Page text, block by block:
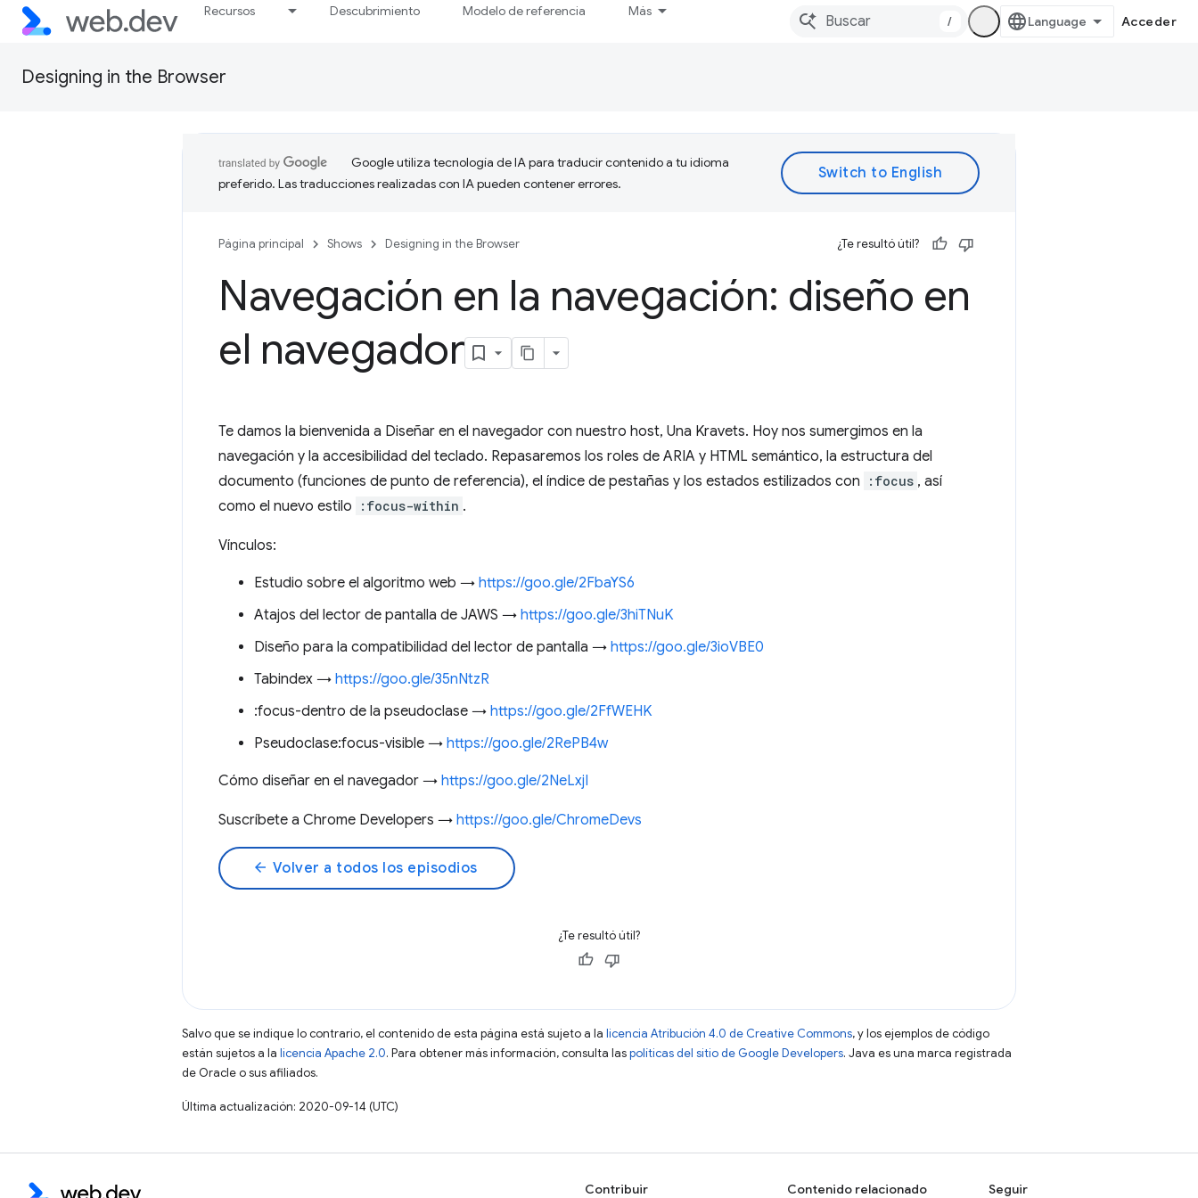
Recursos Descubrimiento Modelo de referencia Más
/ Acceder
Designing in the Browser
Google utiliza tecnología de IA para traducir contenido a tu idioma
preferido. Las traducciones realizadas con IA pueden contener errores.
Página principal Shows Designing in the Browser ¿Te resultó útil?
Navegación en la navegación: diseño en
el navegador
Te damos la bienvenida a Diseñar en el navegador con nuestro host, Una Kravets. Hoy nos sumergimos en la
navegación y la accesibilidad del teclado. Repasaremos los roles de ARIA y HTML semántico, la estructura del
documento (funciones de punto de referencia), el índice de pestañas y los estados estilizados con
:focus , así
como el nuevo estilo
:focus-within .
Vínculos:
Estudio sobre el algoritmo web → https://goo.gle/2FbaYS6
Atajos del lector de pantalla de JAWS → https://goo.gle/3hiTNuK
Diseño para la compatibilidad del lector de pantalla → https://goo.gle/3ioVBE0
Tabindex → https://goo.gle/35nNtzR
:focus-dentro de la pseudoclase → https://goo.gle/2FfWEHK
Pseudoclase:focus-visible → https://goo.gle/2RePB4w
Cómo diseñar en el navegador → https://goo.gle/2NeLxjI
Suscríbete a Chrome Developers → https://goo.gle/ChromeDevs
arrow_back Volver a todos los episodios
¿Te resultó útil?
Salvo que se indique lo contrario, el contenido de esta página está sujeto a la licencia Atribución 4.0 de Creative Commons, y los ejemplos de código
están sujetos a la licencia Apache 2.0. Para obtener más información, consulta laspolíticas del sitio de Google Developers. Java es una marca registrada
de Oracle o sus afiliados.
Última actualización: 2020-09-14 (UTC)
Contribuir Contenido relacionado Seguir